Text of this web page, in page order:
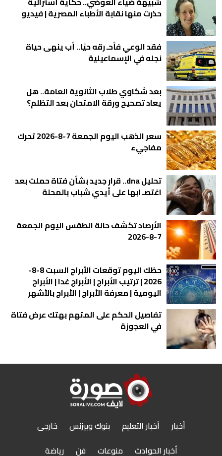
حذرت منها نقابة الأطباء المصرية | فيديو
فقد الوعي فأحـ رقه حيًا.. أب ينهى حياة
نجله في الإسماعيلية
بعد شكاوي طلاب الثانوية العامة.. هل
يعاد تصحيح ورقة الامتحان بعد التظلم؟
سعر الذهب اليوم الجمعة 7-8-2026 تحرك
مفاجيء
تحليل dna.. قرار جديد بشأن فتاة حملت بعد
اغتصـ ابها على أيدي شباب بالمحلة
الأرصاد تكشف حالة الطقس اليوم الجمعة
7-8-2026
حظك اليوم توقعات الأبراج السبت 8-8-
2026 | ترتيب الأبراج | الأبراج غدا | الأبراج
اليومية | معرفة الأبراج | الأبراج بالأشهر
تفاصيل الحكم على المتهم بهتك عرض فتاة
في العجوزة
أخبار أخبار التعليم بنوك وبيزنس
خارجى
أخبار الحوادث
منوعات فن رياضة